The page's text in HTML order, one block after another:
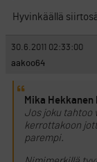
Hyvinkäällä
30.6.2011 02:33:00
aakoo64
Mika
Jos joku tahtoo
kerrottakoon
parempi.